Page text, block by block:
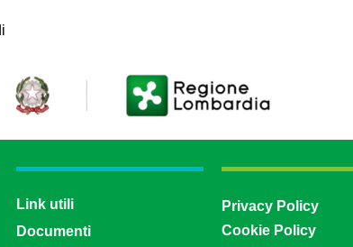
Link utili
Documenti
Privacy Policy
Cookie Policy